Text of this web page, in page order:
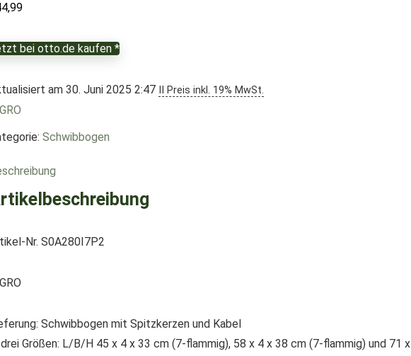
bei otto.de kaufen *
am 30. Juni 2025 2:47 II Preis inkl. 19% MwSt.
Schwibbogen
Nr. S0A280I7P2
Schwibbogen mit Spitzkerzen und Kabel
Größen: L/B/H 45 x 4 x 33 cm (7-flammig), 58 x 4 x 38 cm (7-flammig) und 71